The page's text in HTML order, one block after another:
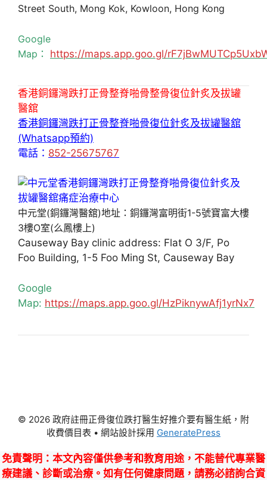
Street South, Mong Kok, Kowloon, Hong Kong
Google
Map： https://maps.app.goo.gl/
香港銅鑼灣跌打正骨整脊啪骨整骨復位針炙及拔罐
醫舘
香港銅鑼灣跌打正骨整脊啪骨復位針炙及拔罐醫舘
(Whatsapp預約)
電話： 852-25675767
中元堂(銅鑼灣醫舘)地址：銅鑼灣富明街1-5號寶富大樓
3樓O室(么鳳樓上)
Causeway Bay clinic address: Flat O 3/F, Po
Foo Building, 1-5 Foo Ming St, Causeway Bay
Google
Map: https://maps.app.goo.gl/HzPiknywAfj1yrNx7
© 2026 政府註冊正骨復位跌打醫生好推介要有醫生紙，附
收費價目表 • 網站設計採用 GeneratePress
免責聲明 ：本文內容僅供參考和教育用途，不能替代專業醫
療建議、診斷或治療。如有任何健康問題，請務必諮詢合資